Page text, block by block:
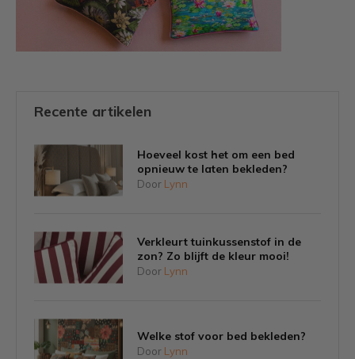
Recente artikelen
Hoeveel kost het om een bed
opnieuw te laten bekleden?
Door Lynn
Verkleurt tuinkussenstof in de
zon? Zo blijft de kleur mooi!
Door Lynn
Welke stof voor bed bekleden?
Door Lynn